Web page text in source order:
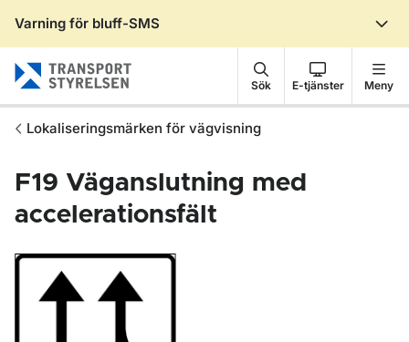
Varning för bluff-SMS
Sök E-tjänster Meny
Lokaliseringsmärken för vägvisning
F19 Väganslutning med
accelerationsfält